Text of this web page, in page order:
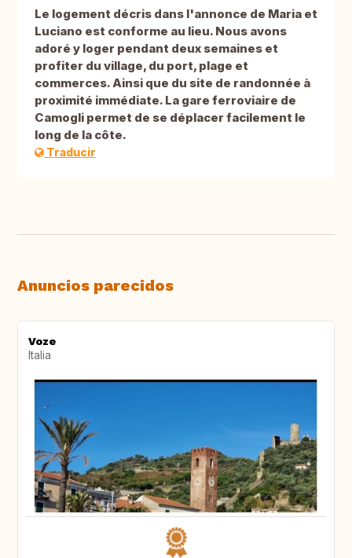
Le logement décris dans l'annonce de Maria et
Luciano est conforme au lieu. Nous avons
adoré y loger pendant deux semaines et
profiter du village, du port, plage et
commerces. Ainsi que du site de randonnée à
proximité immédiate. La gare ferroviaire de
Camogli permet de se déplacer facilement le
long de la côte.
Traducir
Anuncios parecidos
Voze
Italia